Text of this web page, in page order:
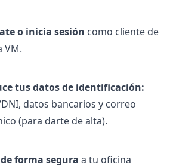
o inicia sesión como cliente de
VM.
tus datos de identificación:
DNI, datos bancarios y correo
(para darte de alta).
forma segura a tu oficina